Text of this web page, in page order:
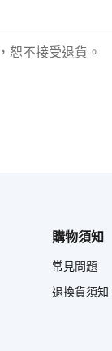
恕不接受退貨。
購物須知
常見問題
退換貨須知